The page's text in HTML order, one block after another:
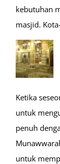
kebutuhan
masjid.
Ketika
untuk
penuh
untuk